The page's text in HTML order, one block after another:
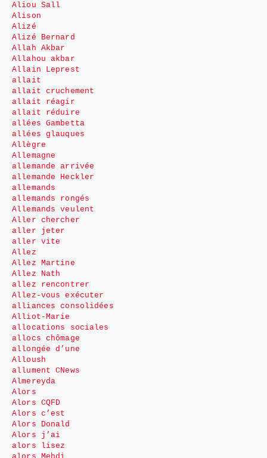
Aliou Sall
Alison
Alizé
Alizé Bernard
Allah Akbar
Allahou akbar
Allain Leprest
allait
allait cruchement
allait réagir
allait réduire
allées Gambetta
allées glauques
Allègre
Allemagne
allemande arrivée
allemande Heckler
allemands
allemands rongés
Allemands veulent
Aller chercher
aller jeter
aller vite
Allez
Allez Martine
Allez Nath
allez rencontrer
Allez-vous exécuter
alliances consolidées
Alliot-Marie
allocations sociales
allocs chômage
allongée d’une
Alloush
allument CNews
Almereyda
Alors
Alors CQFD
Alors c’est
Alors Donald
Alors j’ai
alors lisez